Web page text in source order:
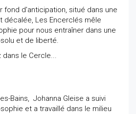
fond d'anticipation, situé dans une
décalée, Les Encerclés mêle
pour nous entraîner dans une
et de liberté.
dans le Cercle...
Bains, Johanna Gleise a suivi
et a travaillé dans le milieu